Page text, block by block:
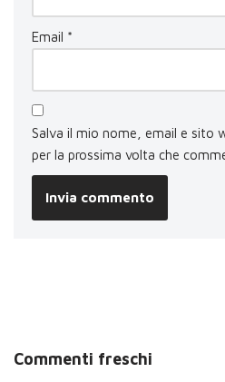
Email *
Salva il mio nome, email e sito
per la prossima volta che
Commenti freschi